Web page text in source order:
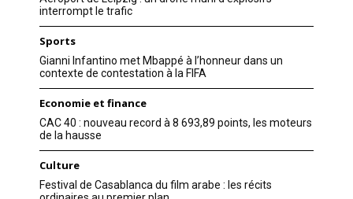
interrompt le trafic
Sports
Gianni Infantino met Mbappé à l’honneur dans un
contexte de contestation à la FIFA
Economie et finance
CAC 40 : nouveau record à 8 693,89 points, les moteurs
de la hausse
Culture
Festival de Casablanca du film arabe : les récits